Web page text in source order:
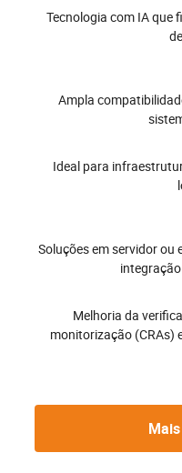
Tecnologia com IA que
Ampla
Ideal para
Soluções em servidor
Melhoria da
monitorização (CRAs)